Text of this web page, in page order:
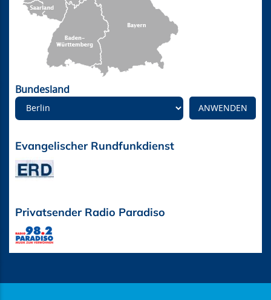
Bundesland
Evangelischer Rundfunkdienst
Privatsender Radio Paradiso